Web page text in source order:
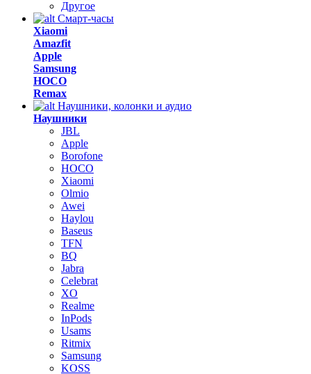
Другое
Смарт-часы
Xiaomi
Amazfit
Apple
Samsung
HOCO
Remax
Наушники, колонки и аудио
Наушники
JBL
Apple
Borofone
HOCO
Xiaomi
Olmio
Awei
Haylou
Baseus
TFN
BQ
Jabra
Celebrat
XO
Realme
InPods
Usams
Ritmix
Samsung
KOSS